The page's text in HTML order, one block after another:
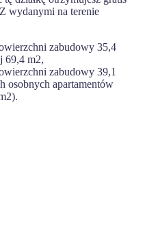
wydanymi na terenie
zabudowy 35,4
69,4 m2,
zabudowy 39,1
osobnych apartamentów